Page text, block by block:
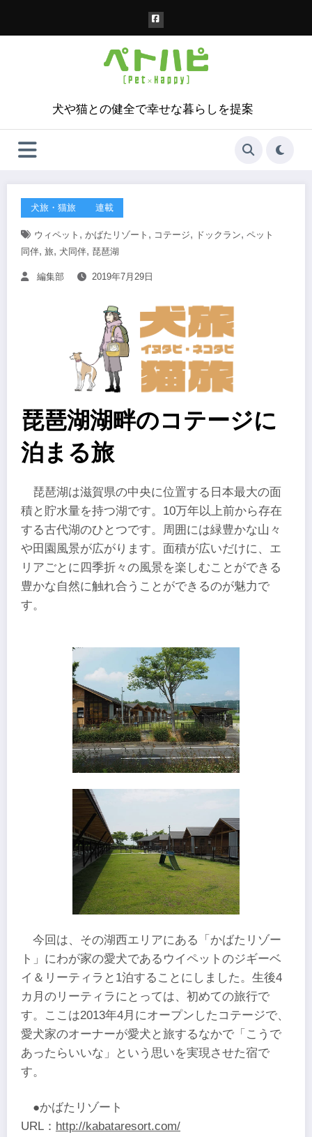
犬や猫との健全で幸せな暮らしを提案
犬旅・猫旅 連載
ウィペット , かばたリゾート , コテージ, ドックラン, ペット
同伴, 旅, 犬同伴, 琵琶湖
編集部 2019年7月29日
琵琶湖湖畔のコテージに
泊まる旅
琵琶湖は滋賀県の中央に位置する日本最大の面
積と貯水量を持つ湖です。10万年以上前から存在
する古代湖のひとつです。周囲には緑豊かな山々
や田園風景が広がります。面積が広いだけに、エ
リアごとに四季折々の風景を楽しむことができる
豊かな自然に触れ合うことができるのが魅力で
す。
今回は、その湖西エリアにある「かばたリゾー
ト」にわが家の愛犬であるウイペットのジギーベ
イ＆リーティラと1泊することにしました。生後4
カ月のリーティラにとっては、初めての旅行で
す。ここは2013年4月にオープンしたコテージで、
愛犬家のオーナーが愛犬と旅するなかで「こうで
あったらいいな」という思いを実現させた宿で
す。
●かばたリゾート
URL： http://kabataresort.com/